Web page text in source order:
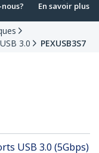
En savoir plus
3.0
PEXUSB3S7
USB 3.0 (5Gbps)